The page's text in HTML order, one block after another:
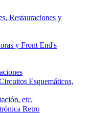
Restauraciones y
y Front End's
Esquemáticos,
etc.
Retro